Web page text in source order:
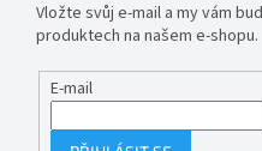
Vložte svůj e-mail a my vám
produktech na našem e-shopu.
E-mail